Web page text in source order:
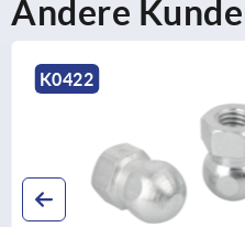
Andere
K0422